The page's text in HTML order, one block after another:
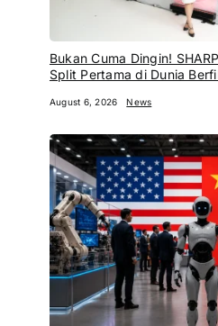
Bukan Cuma Dingin!
Split Pertama di Dunia
August 6, 2026 News